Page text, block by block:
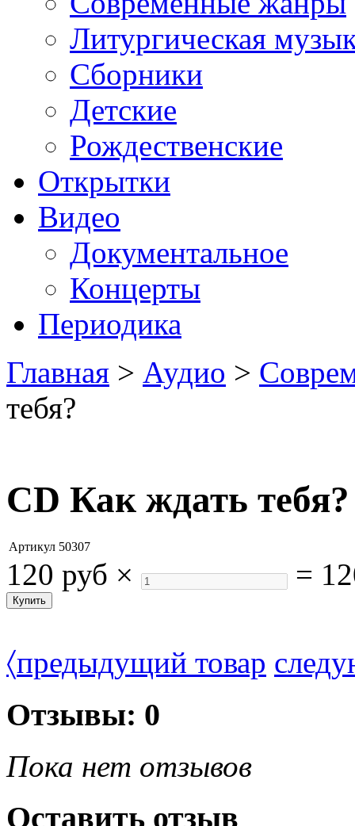
Литургическая
Сборники
Детские
Рождественские
Открытки
Видео
Документальное
Концерты
Периодика
Главная > Аудио >
тебя?
CD Как ждать тебя?
Артикул 50307
120 руб × =
〈предыдущий товар
Отзывы: 0
Пока нет отзывов
Оставить отзыв